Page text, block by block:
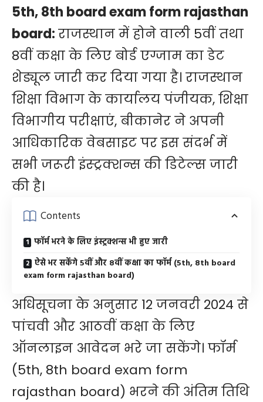
5th, 8th board exam form rajasthan
board:राजस्थान में होने वाली 5वीं तथा
8वीं कक्षा के लिए बोर्ड एग्जाम का डेट
शेड्यूल जारी कर दिया गया है। राजस्थान
शिक्षा विभाग के कार्यालय पंजीयक, शिक्षा
विभागीय परीक्षाएं, बीकानेर ने अपनी
आधिकारिक वेबसाइट पर इस संदर्भ में
सभी जरूरी इंस्ट्रक्शन्स की डिटेल्स जारी
की है।
Contents
फॉर्म भरने के लिए इंस्ट्रक्शन्स भी हुए जारी
ऐसे भर सकेंगे 5वीं और 8वीं कक्षा का फॉर्म (5th, 8th board
exam form rajasthan board)
अधिसूचना के अनुसार 12 जनवरी 2024 से
पांचवी और आठवीं कक्षा के लिए
ऑनलाइन आवेदन भरे जा सकेंगे। फॉर्म
(5th, 8th board exam form
rajasthan board) भरने की अंतिम तिथि